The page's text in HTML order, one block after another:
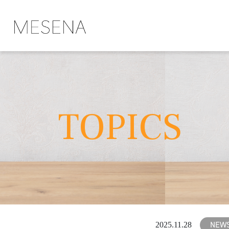
TOPICS
2025.11.28